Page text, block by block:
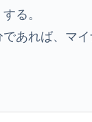
る。
あれば、マ